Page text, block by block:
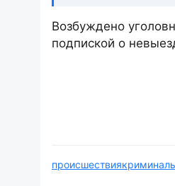
Возбуждено
подпиской о
происшествия